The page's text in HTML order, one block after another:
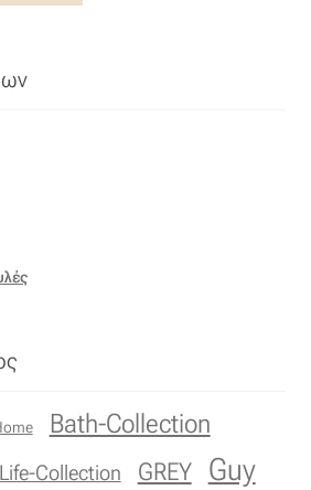
Bath-Collection
Collection GREY
Guy